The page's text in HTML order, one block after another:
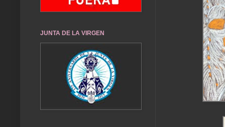
JUNTA DE LA VIRGEN